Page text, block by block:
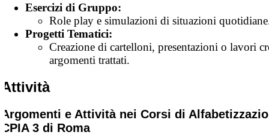
Esercizi di Gruppo:
Role play e simulazioni di situazioni
Progetti Tematici:
Creazione di cartelloni, presentazioni o lavori
argomenti trattati.
Attività
Argomenti e Attività nei Corsi di
CPIA 3 di Roma